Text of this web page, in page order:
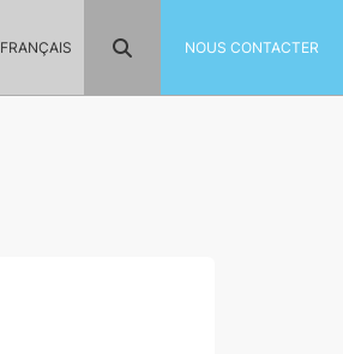
FRANÇAIS NOUS CONTACTER